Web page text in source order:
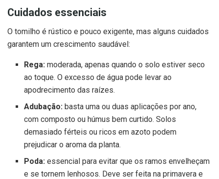
Cuidados essenciais
O tomilho é rústico e pouco exigente, mas alguns cuidados
garantem um crescimento saudável:
Rega: moderada, apenas quando o solo estiver seco
ao toque. O excesso de água pode levar ao
apodrecimento das raízes.
Adubação: basta uma ou duas aplicações por ano,
com composto ou húmus bem curtido. Solos
demasiado férteis ou ricos em azoto podem
prejudicar o aroma da planta.
Poda: essencial para evitar que os ramos envelheçam
e se tornem lenhosos. Deve ser feita na primavera e